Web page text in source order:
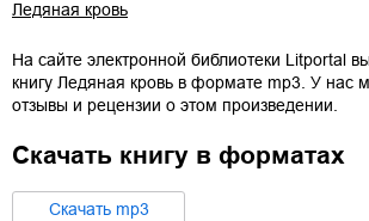
Ледяная кровь
На сайте электронной библиотеки Litportal
книгу Ледяная кровь в формате mp3 . У нас
отзывы и рецензии о этом произведении.
Скачать книгу в форматах
Cкачать mp3